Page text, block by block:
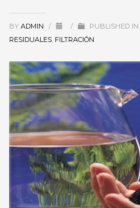
BY ADMIN / / PUBLISHED IN
RESIDUALES, FILTRACIÓN